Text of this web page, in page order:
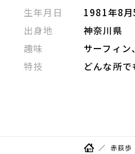
生年月日
1981年8月
出身地
神奈川県
趣味
サーフィン
特技
どんな所で
赤荻歩